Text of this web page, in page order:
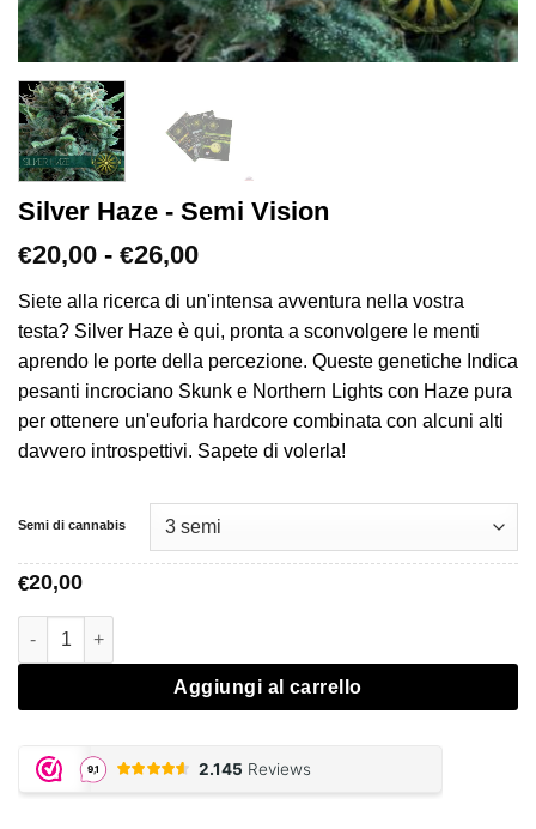
Silver Haze - Semi Vision
€20,00 - €26,00Fascia
prezzo:
da
€20,00
a
€26,00
Siete alla ricerca di un'intensa avventura nella vostra
testa? Silver Haze è qui, pronta a sconvolgere le menti
aprendo le porte della percezione. Queste genetiche Indica
pesanti incrociano Skunk e Northern Lights con Haze pura
per ottenere un'euforia hardcore combinata con alcuni alti
davvero introspettivi. Sapete di volerla!
Semi di cannabis
€20,00
Quantità Silver Haze - Vision Seeds
Aggiungi al carrello